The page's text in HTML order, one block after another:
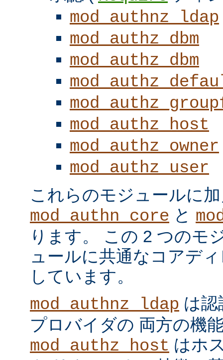
mod_authnz_ldap
mod_authz_dbm
mod_authz_dbm
mod_authz_host
mod_authz_owner
mod_authz_user
これらのモジュールに
mod_authn_core と
ります。 この 2 つのモ
ュールに共通なコアデ
しています。
mod_authnz_ldap は
プロバイダの 両方の機
mod_authz_host はホ